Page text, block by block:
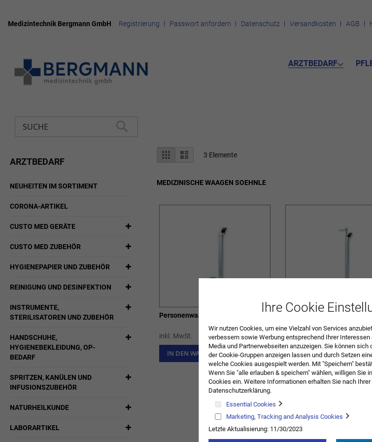
Zum
Medizintechnik Bergmann GmbH Registrierung Passwort anfordern Datenschutz Versandkosten AGB
ARZTBEDARF
SUCHE
Anzeigen
als
Liste Liste 3 Elemente
MEDIZINISCHE WAAGEN SOEHNLE
Personenwaage mit Stativ 6730
inkl. MwSt. 744,94 €
IN DEN WARENKORB ZUR
WUNSCHLISTE
HINZUFÜGEN
inkl. MwSt.
IN DEN WARENKORB
ARZTBEDARF
NEUHEITEN IM SORTIMENT
CORONA-ARTIKEL
CUSTO MED GERÄTE
CUSTO MED ZUBEHÖR
HYGIENEPAPIER UND ZUBEHÖR
REINIGUNG UND DESINFEKTION
INSTRUMENTE,
STERILISATOREN UND ZUBEHÖR
HANDSCHUHE,
HYGIENEBEKLEIDUNG, OP-
BEDARF
SPRITZEN, KANÜLEN UND
INFUSIONSZUBEHÖR
NATURHEILKUNDE
LABORARTIKEL
Ihre Cookie
Wir nutzen Cookies, um eine Vielzahl von Services
verbessern sowie Werbung entsprechend Ihrer Interessen
Media und Partnerwebseiten anzuzeigen. Sie können sich
der Cookie-Gruppen anzeigen lassen und durch Setzen
welche Cookies ausgespielt werden. Mit "Speichern"
Wenn Sie "alle erlauben & speichern" wählen, willigen Sie
Cookies ein. Weitere Informationen erhalten Sie nach
Datenschutzerklärung.
Essential Cookies
Marketing, Tracking and Analysis Cookies
Letzte Aktualisierung: 11/30/2023